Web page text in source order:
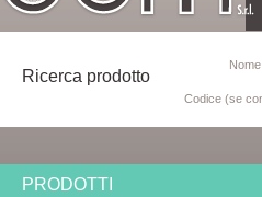
Ricerca prodotto
Codice (se
PRODOTTI